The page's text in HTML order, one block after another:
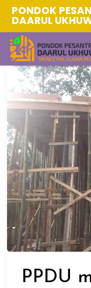
PONDOK
DAARUL
PPDU